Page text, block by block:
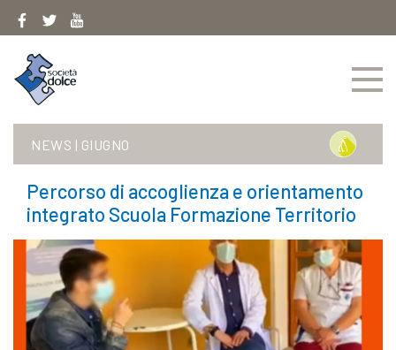
NEWS | GIUGNO
Percorso di accoglienza e orientamento
integrato Scuola Formazione Territorio